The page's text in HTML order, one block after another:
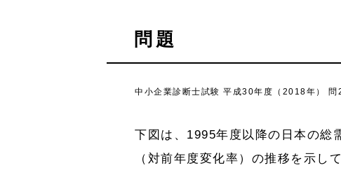
問題
中小企業診断士試験 平成30年度（2018年） 問
下図は、1995年度以降の日本の総
（対前年度変化率）の推移を示し